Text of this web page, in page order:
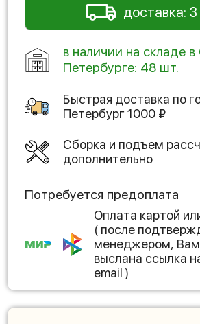
доставка:
в наличии на складе в
Петербурге: 48 шт.
Быстрая доставка по
Петербург1000 ₽
Сборка и подъем
дополнительно
Потребуется предоплата
Оплата картой
( после
менеджером,
выслана ссылка
email )